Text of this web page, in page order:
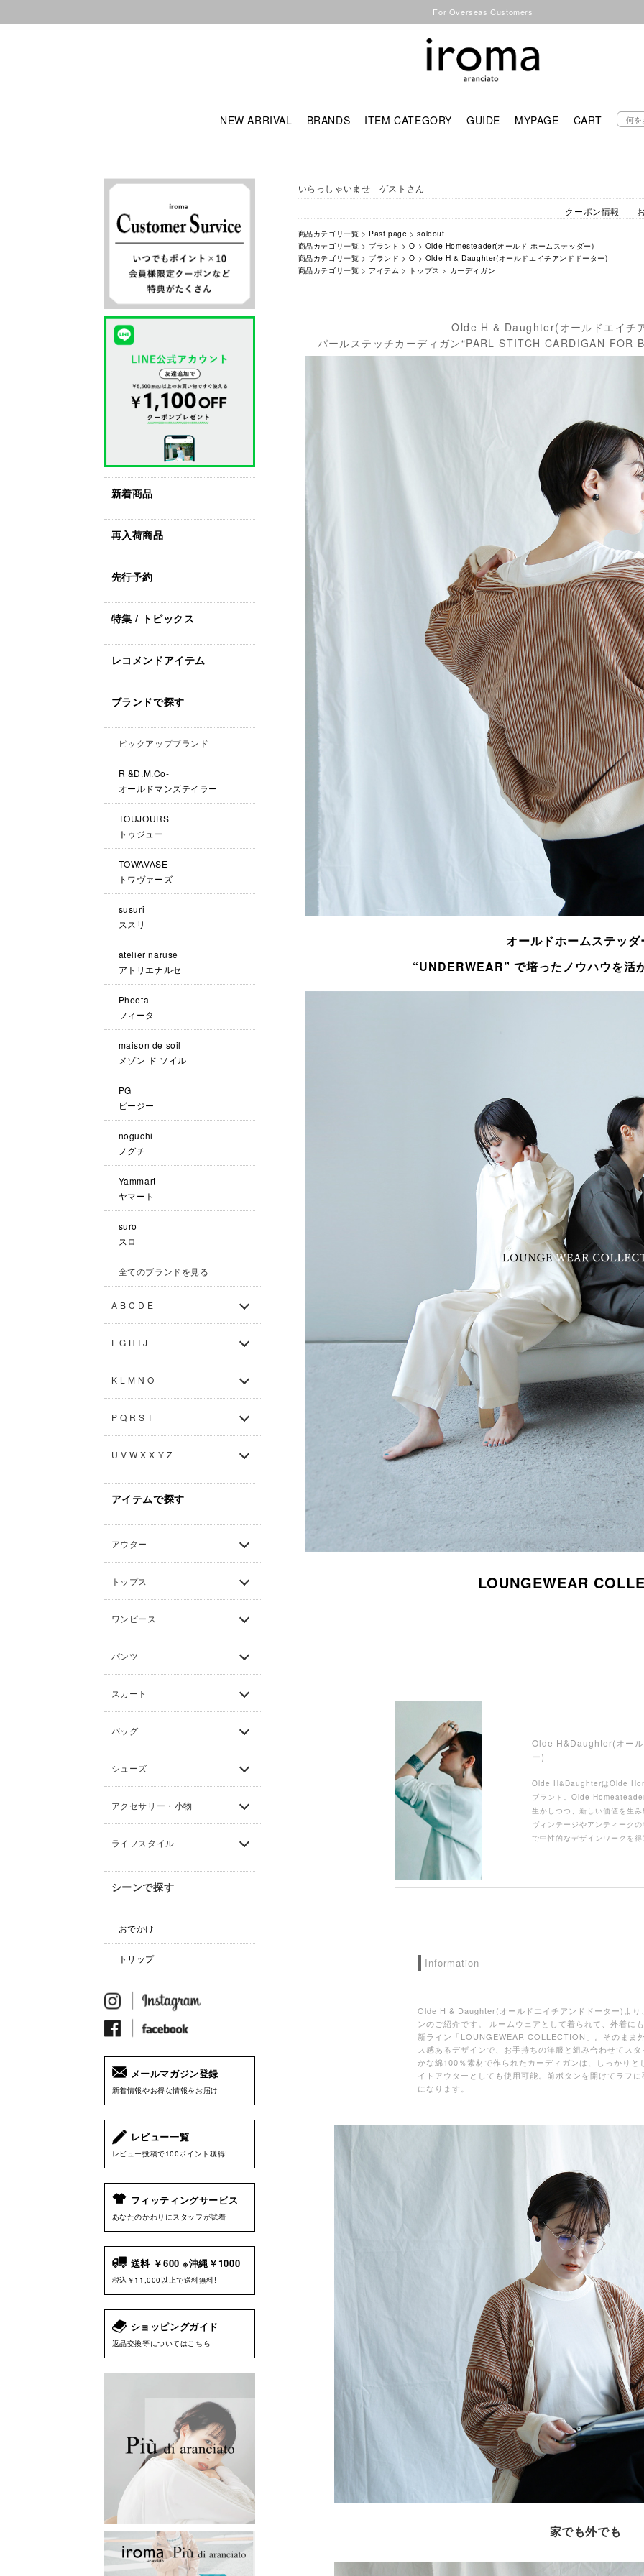
For Overseas Customers
NEW ARRIVAL BRANDS ITEM CATEGORY GUIDE MYPAGE CART
新着商品
再入荷商品
先行予約
特集 / トピックス
レコメンドアイテム
ブランドで探す
ピックアップブランド
R &D.M.Co-
オールドマンズテイラー
TOUJOURS
トゥジュー
TOWAVASE
トワヴァーズ
susuri
ススリ
atelier naruse
アトリエナルセ
Pheeta
フィータ
maison de soil
メゾン ド ソイル
PG
ピージー
noguchi
ノグチ
Yammart
ヤマート
suro
スロ
全てのブランドを見る
A B C D E
F G H I J
K L M N O
P Q R S T
U V W X X Y Z
アイテムで探す
アウター
トップス
ワンピース
パンツ
スカート
バッグ
シューズ
アクセサリー・小物
ライフスタイル
シーンで探す
おでかけ
トリップ
メールマガジン登録
新着情報やお得な情報をお届け
レビュー一覧
レビュー投稿で100ポイント獲得!
フィッティングサービス
あなたのかわりにスタッフが試着
送料 ￥600 ※沖縄￥1000
税込￥11,000以上で送料無料!
ショッピングガイド
返品交換等についてはこちら
いらっしゃいませ ゲストさん
クーポン情報
商品カテゴリ一覧 > Past page >soldout
商品カテゴリ一覧 > ブランド >O > Olde Homesteader(オールド ホームステッダー)
商品カテゴリ一覧 > ブランド >O > Olde H & Daughter(オールドエイチアンドドーター)
商品カテゴリ一覧 > アイテム > トップス > カーディガン
Olde H & Daughter(オールドエイチ
パールステッチカーディガン“PARL STITCH CARDIGAN
オールドホームステッダ
“UNDERWEAR” で培ったノウハウを活
LOUNGEWEAR
Olde H&Daughter(オー
ー)
Olde H&DaughterはOlde
ブランド。Olde
生かしつつ、新しい価値を生
ヴィンテージやアンティーク
で中性的なデザインワークを
Information
Olde H & Daughter(オールドエイチアンドドーター)より
ンのご紹介です。 ルームウェアとして着られて、外着
新ライン「LOUNGEWEAR COLLECTION」。そのまま
ス感あるデザインで、お手持ちの洋服と組み合わせてス
かな綿100％素材で作られたカーディガンは、しっかりと
イトアウターとしても使用可能。前ボタンを開けてラフ
になります。
家でも外でも